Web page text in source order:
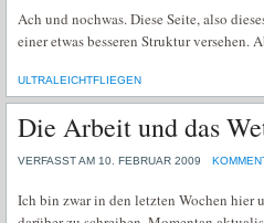
Ach und nochwas. Diese Seite, also
einer etwas besseren Struktur versehen.
ULTRALEICHTFLIEGEN
Die Arbeit und das
VERFASST AM 10. FEBRUAR 2009
Ich bin zwar in den letzten Wochen hier